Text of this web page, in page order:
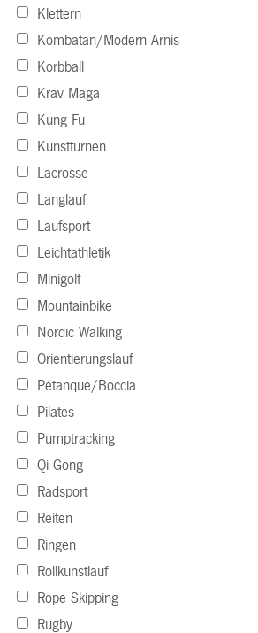
Klettern
Kombatan/Modern Arnis
Korbball
Krav Maga
Kung Fu
Kunstturnen
Lacrosse
Langlauf
Laufsport
Leichtathletik
Minigolf
Mountainbike
Nordic Walking
Orientierungslauf
Pétanque/Boccia
Pilates
Pumptracking
Qi Gong
Radsport
Reiten
Ringen
Rollkunstlauf
Rope Skipping
Rugby